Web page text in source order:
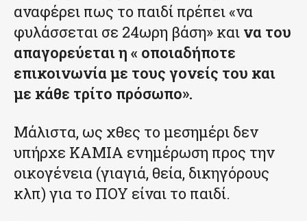
αναφέρει πως το παιδί πρέπει «να
φυλάσσεται σε 24ωρη βάση» και να του
απαγορεύεται η « οποιαδήποτε
επικοινωνία με τους γονείς του και
με κάθε τρίτο πρόσωπο».
Μάλιστα, ως χθες το μεσημέρι δεν
υπήρχε ΚΑΜΙΑ ενημέρωση προς την
οικογένεια (γιαγιά, θεία, δικηγόρους
κλπ) για το ΠΟΥ είναι το παιδί.